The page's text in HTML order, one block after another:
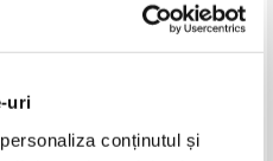
uri
conținutul și